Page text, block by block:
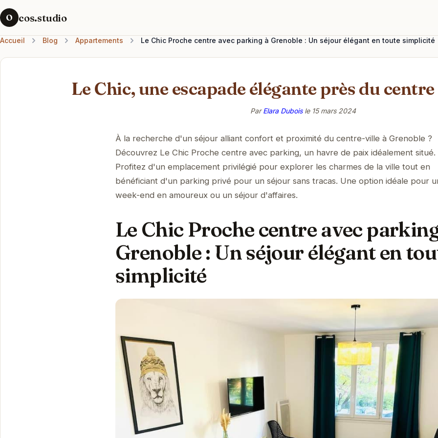
O cos.studio
Accueil Blog Appartements Le Chic Proche centre avec parking à Grenoble : Un séjour élégant en toute simplicité
Le Chic, une escapade élégante près du
ParElara Duboisle 15 mars 2024
À la recherche d'un séjour alliant confort et proximité du centre-ville à Grenoble ?
Découvrez Le Chic Proche centre avec parking, un havre de paix idéalement situé.
Profitez d'un emplacement privilégié pour explorer les charmes de la ville tout en
bénéficiant d'un parking privé pour un séjour sans tracas. Une option idéale pour
week-end en amoureux ou un séjour d'affaires.
Le Chic Proche centre avec
Grenoble : Un séjour élégant en
simplicité